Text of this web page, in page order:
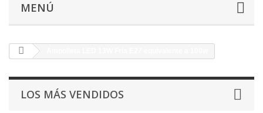
MENÚ
LOS MÁS VENDIDOS